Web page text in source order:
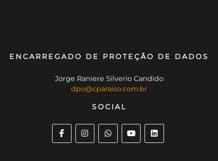
ENCARREGADO DE PROTEÇÃO DE DADOS
Jorge Raniere Silverio Candido
dpo@cparaiso.com.br
SOCIAL